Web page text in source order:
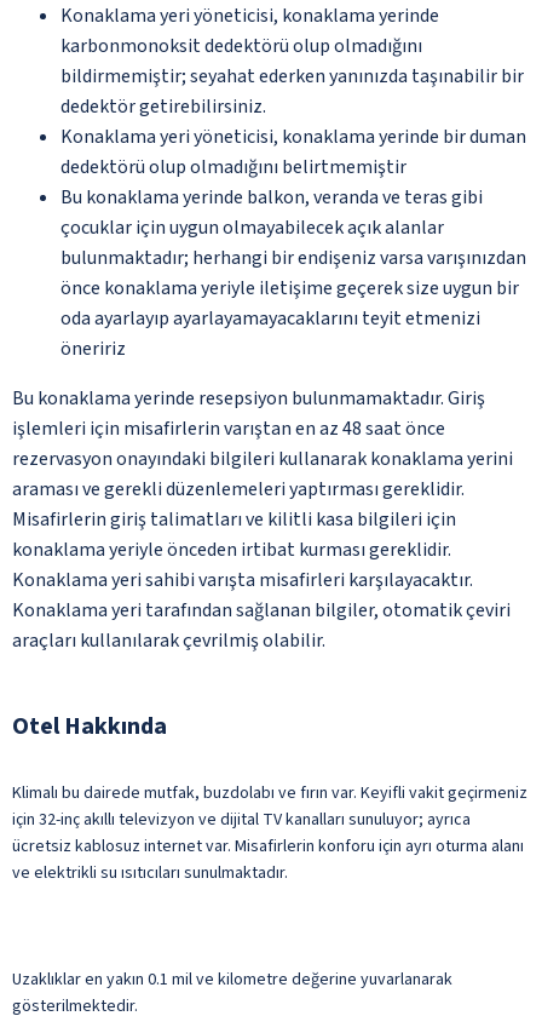
Konaklama yeri yöneticisi, konaklama yerinde
karbonmonoksit dedektörü olup olmadığını
bildirmemiştir; seyahat ederken yanınızda taşınabilir bir
dedektör getirebilirsiniz.
Konaklama yeri yöneticisi, konaklama yerinde bir duman
dedektörü olup olmadığını belirtmemiştir
Bu konaklama yerinde balkon, veranda ve teras gibi
çocuklar için uygun olmayabilecek açık alanlar
bulunmaktadır; herhangi bir endişeniz varsa varışınızdan
önce konaklama yeriyle iletişime geçerek size uygun bir
oda ayarlayıp ayarlayamayacaklarını teyit etmenizi
öneririz
Bu konaklama yerinde resepsiyon bulunmamaktadır. Giriş
işlemleri için misafirlerin varıştan en az 48 saat önce
rezervasyon onayındaki bilgileri kullanarak konaklama yerini
araması ve gerekli düzenlemeleri yaptırması gereklidir.
Misafirlerin giriş talimatları ve kilitli kasa bilgileri için
konaklama yeriyle önceden irtibat kurması gereklidir.
Konaklama yeri sahibi varışta misafirleri karşılayacaktır.
Konaklama yeri tarafından sağlanan bilgiler, otomatik çeviri
araçları kullanılarak çevrilmiş olabilir.
Otel Hakkında
Klimalı bu dairede mutfak, buzdolabı ve fırın var. Keyifli vakit geçirmeniz
için 32-inç akıllı televizyon ve dijital TV kanalları sunuluyor; ayrıca
ücretsiz kablosuz internet var. Misafirlerin konforu için ayrı oturma alanı
ve elektrikli su ısıtıcıları sunulmaktadır.
Uzaklıklar en yakın 0.1 mil ve kilometre değerine yuvarlanarak
gösterilmektedir.